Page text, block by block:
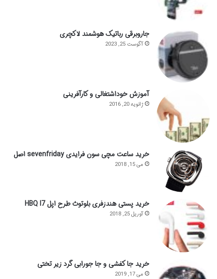
جاروبرقی رباتیک هوشمند لاکچری
آگوست 25, 2023
آموزش خوداشتغالی و کارآفرینی
ژانویه 20, 2016
خرید ساعت مچی سون فرایدی sevenfriday اصل
می 15, 2018
خرید پستی هندزفری بلوتوث طرح اپل HBQ I7
آوریل 25, 2018
خرید جا کفشی و جا جورابی گرد زیر تختی
می 17, 2019